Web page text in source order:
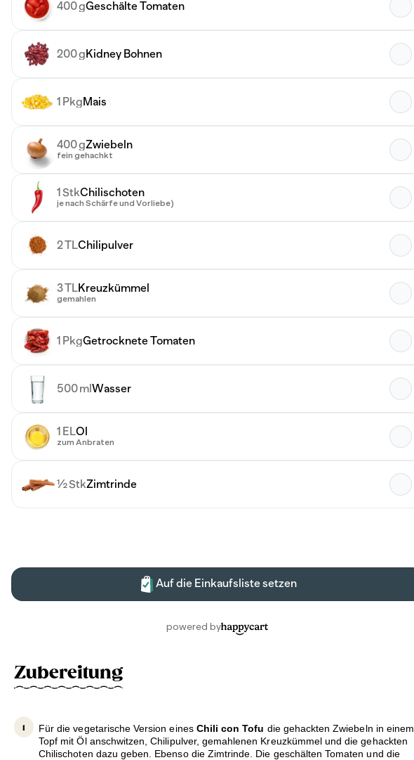
Zubereitung
Für die vegetarische Version eines Chili con Tofu die gehackten Zwiebeln in einem
Topf mit Öl anschwitzen, Chilipulver, gemahlenen Kreuzkümmel und die gehackten
Chilischoten dazu geben. Ebenso die Zimtrinde. Die geschälten Tomaten und die